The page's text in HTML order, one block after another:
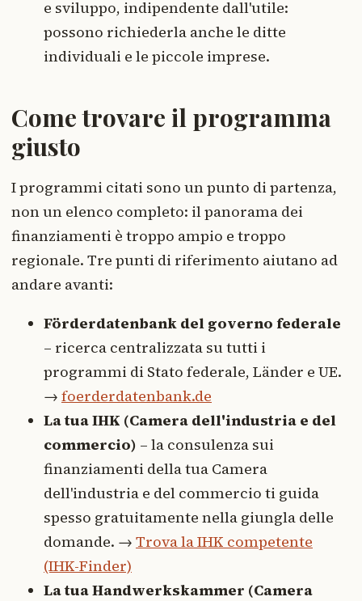
e sviluppo, indipendente dall'utile:
possono richiederla anche le ditte
individuali e le piccole imprese.
Come trovare il programma
giusto
I programmi citati sono un punto di partenza,
non un elenco completo: il panorama dei
finanziamenti è troppo ampio e troppo
regionale. Tre punti di riferimento aiutano ad
andare avanti:
Förderdatenbank del governo federale
– ricerca centralizzata su tutti i
programmi di Stato federale, Länder e UE.
→ foerderdatenbank.de
La tua IHK (Camera dell'industria e del
commercio) – la consulenza sui
finanziamenti della tua Camera
dell'industria e del commercio ti guida
spesso gratuitamente nella giungla delle
domande. → Trova la IHK competente
(IHK-Finder)
La tua Handwerkskammer (Camera